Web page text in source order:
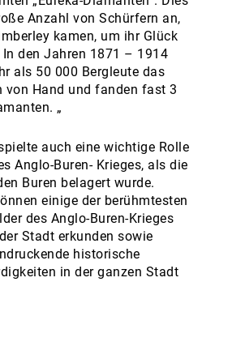
Anzahl von Schürfern an,
kamen, um ihr Glück
den Jahren 1871 – 1914
als 50 000 Bergleute das
von Hand und fanden fast 3
„
auch eine wichtige Rolle
Anglo-Buren- Krieges, als die
Buren belagert wurde.
einige der berühmtesten
des Anglo-Buren-Krieges
Stadt erkunden sowie
historische
in der ganzen Stadt